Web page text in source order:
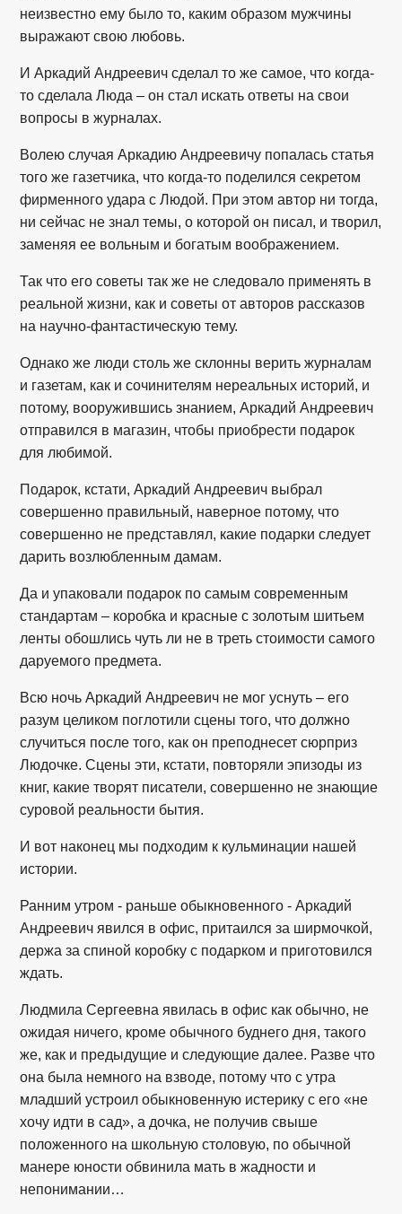
неизвестно ему было то, каким образом мужчины
выражают свою любовь.
И Аркадий Андреевич сделал то же самое, что когда-
то сделала Люда – он стал искать ответы на свои
вопросы в журналах.
Волею случая Аркадию Андреевичу попалась статья
того же газетчика, что когда-то поделился секретом
фирменного удара с Людой. При этом автор ни тогда,
ни сейчас не знал темы, о которой он писал, и творил,
заменяя ее вольным и богатым воображением.
Так что его советы так же не следовало применять в
реальной жизни, как и советы от авторов рассказов
на научно-фантастическую тему.
Однако же люди столь же склонны верить журналам
и газетам, как и сочинителям нереальных историй, и
потому, вооружившись знанием, Аркадий Андреевич
отправился в магазин, чтобы приобрести подарок
для любимой.
Подарок, кстати, Аркадий Андреевич выбрал
совершенно правильный, наверное потому, что
совершенно не представлял, какие подарки следует
дарить возлюбленным дамам.
Да и упаковали подарок по самым современным
стандартам – коробка и красные с золотым шитьем
ленты обошлись чуть ли не в треть стоимости самого
даруемого предмета.
Всю ночь Аркадий Андреевич не мог уснуть – его
разум целиком поглотили сцены того, что должно
случиться после того, как он преподнесет сюрприз
Людочке. Сцены эти, кстати, повторяли эпизоды из
книг, какие творят писатели, совершенно не знающие
суровой реальности бытия.
И вот наконец мы подходим к кульминации нашей
истории.
Ранним утром - раньше обыкновенного - Аркадий
Андреевич явился в офис, притаился за ширмочкой,
держа за спиной коробку с подарком и приготовился
ждать.
Людмила Сергеевна явилась в офис как обычно, не
ожидая ничего, кроме обычного буднего дня, такого
же, как и предыдущие и следующие далее. Разве что
она была немного на взводе, потому что с утра
младший устроил обыкновенную истерику с его «не
хочу идти в сад», а дочка, не получив свыше
положенного на школьную столовую, по обычной
манере юности обвинила мать в жадности и
непонимании…